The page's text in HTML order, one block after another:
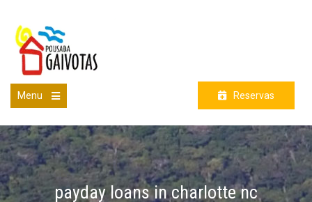
content
Menu
main
menu
Reservas
payday loans in charlotte nc